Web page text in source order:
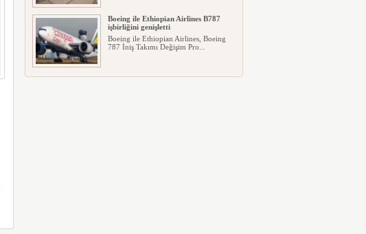
Boeing ile Ethiopian Airlines B787
işbirliğini genişletti
Boeing ile Ethiopian Airlines, Boeing
787 İniş Takımı Değişim Pro...
A319 orman yangınlarında